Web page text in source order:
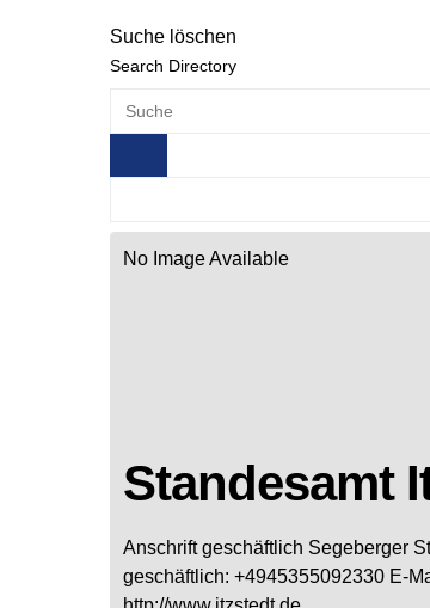
Suche löschen
Search Directory
No Image Available
Standesamt
Anschrift geschäftlich Segeberger
geschäftlich: +4945355092330 E-